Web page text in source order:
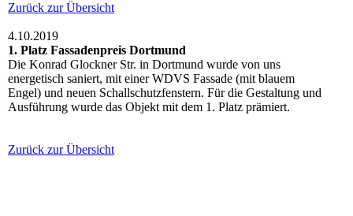
Zurück zur Übersicht
4.10.2019
1. Platz Fassadenpreis Dortmund
Die Konrad Glockner Str. in Dortmund wurde von uns
energetisch saniert, mit einer WDVS Fassade (mit blauem
Engel) und neuen Schallschutzfenstern. Für die Gestaltung und
Ausführung wurde das Objekt mit dem 1. Platz prämiert.
Zurück zur Übersicht